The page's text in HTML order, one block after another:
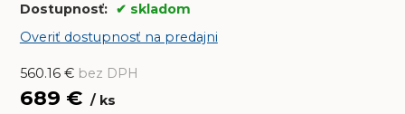
Dostupnosť:
skladom
Overiť dostupnosť na predajni
560.16€ bez DPH
689 € ks